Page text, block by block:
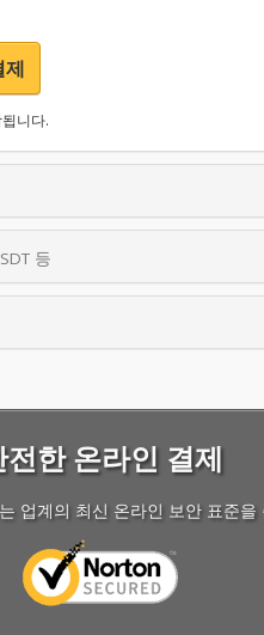
니다.
등
전한 온라인 결제
업계의 최신 온라인 보안 표준을